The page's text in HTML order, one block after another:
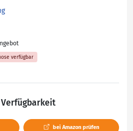
verfügbar
bei Amazon prüfen